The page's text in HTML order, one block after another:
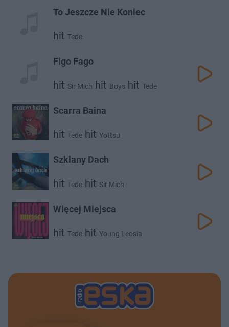
To Jeszcze Nie Koniec
hit Tede
Figo Fago
hit Sir Mich hit Boys hit Tede
Scarra Baina
hit Tede hit Yottsu
Szklany Dach
hit Tede hit Sir Mich
Więcej Miejsca
hit Tede hit Young Leosia